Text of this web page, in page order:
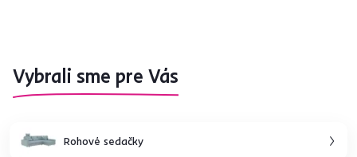
Vybrali sme pre Vás
Rohové sedačky